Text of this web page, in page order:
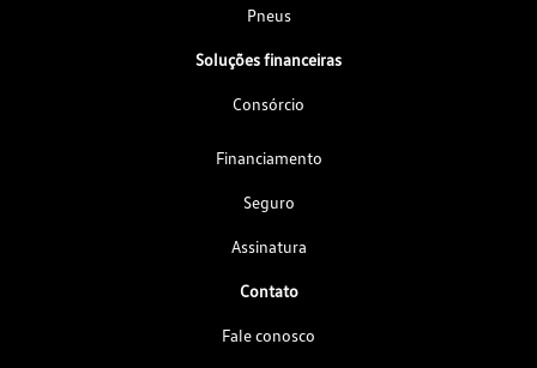
Pneus
Soluções financeiras
Consórcio
Financiamento
Seguro
Assinatura
Contato
Fale conosco